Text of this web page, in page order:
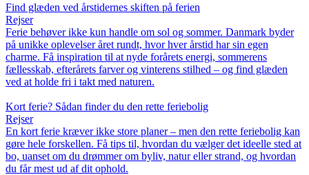
Find glæden ved årstidernes skiften på ferien
Rejser
Ferie behøver ikke kun handle om sol og sommer. Danmark byder
på unikke oplevelser året rundt, hvor hver årstid har sin egen
charme. Få inspiration til at nyde forårets energi, sommerens
fællesskab, efterårets farver og vinterens stilhed – og find glæden
ved at holde fri i takt med naturen.
Kort ferie? Sådan finder du den rette feriebolig
Rejser
En kort ferie kræver ikke store planer – men den rette feriebolig kan
gøre hele forskellen. Få tips til, hvordan du vælger det ideelle sted at
bo, uanset om du drømmer om byliv, natur eller strand, og hvordan
du får mest ud af dit ophold.